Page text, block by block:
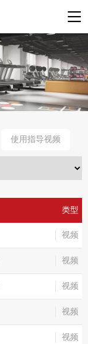
使用指导视频
类型
视频
视频
视频
视频
视频